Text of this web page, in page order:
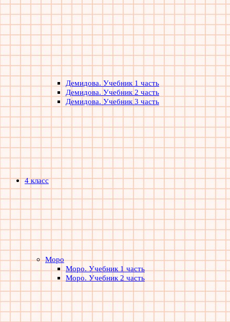
Демидова. Учебник 1 часть
Демидова. Учебник 2 часть
Демидова. Учебник 3 часть
4 класс
Моро
Моро. Учебник 1 часть
Моро. Учебник 2 часть